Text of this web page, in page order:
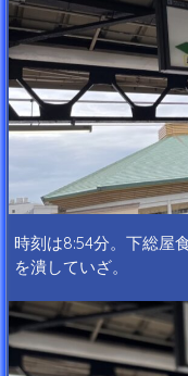
時刻は8:54分。下総屋
を潰していざ。